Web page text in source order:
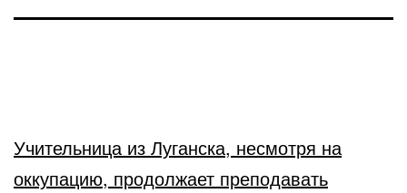
Учительница из Луганска, несмотря на
оккупацию, продолжает преподавать